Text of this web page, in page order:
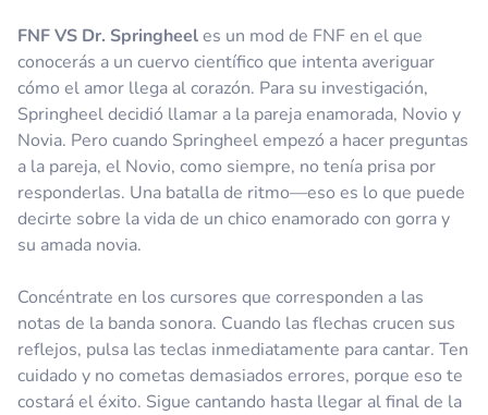
FNF VS Dr. Springheeles un mod de FNF en el que
conocerás a un cuervo científico que intenta averiguar
cómo el amor llega al corazón. Para su investigación,
Springheel decidió llamar a la pareja enamorada, Novio y
Novia. Pero cuando Springheel empezó a hacer preguntas
a la pareja, el Novio, como siempre, no tenía prisa por
responderlas. Una batalla de ritmo—eso es lo que puede
decirte sobre la vida de un chico enamorado con gorra y
su amada novia.
Concéntrate en los cursores que corresponden a las
notas de la banda sonora. Cuando las flechas crucen sus
reflejos, pulsa las teclas inmediatamente para cantar. Ten
cuidado y no cometas demasiados errores, porque eso te
costará el éxito. Sigue cantando hasta llegar al final de la